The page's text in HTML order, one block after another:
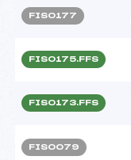
FIS0177
FIS0175.FFS
FIS0173.FFS
FIS0079